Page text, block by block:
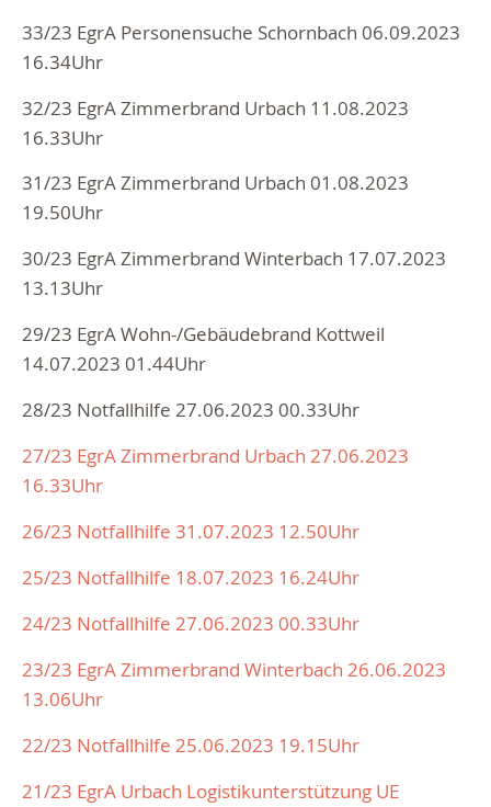
33/23 EgrA Personensuche Schornbach 06.09.2023
16.34Uhr
32/23 EgrA Zimmerbrand Urbach 11.08.2023
16.33Uhr
31/23 EgrA Zimmerbrand Urbach 01.08.2023
19.50Uhr
30/23 EgrA Zimmerbrand Winterbach 17.07.2023
13.13Uhr
29/23 EgrA Wohn-/Gebäudebrand Kottweil
14.07.2023 01.44Uhr
28/23 Notfallhilfe 27.06.2023 00.33Uhr
27/23 EgrA Zimmerbrand Urbach 27.06.2023
16.33Uhr
26/23 Notfallhilfe 31.07.2023 12.50Uhr
25/23 Notfallhilfe 18.07.2023 16.24Uhr
24/23 Notfallhilfe 27.06.2023 00.33Uhr
23/23 EgrA Zimmerbrand Winterbach 26.06.2023
13.06Uhr
22/23 Notfallhilfe 25.06.2023 19.15Uhr
21/23 EgrA Urbach Logistikunterstützung UE